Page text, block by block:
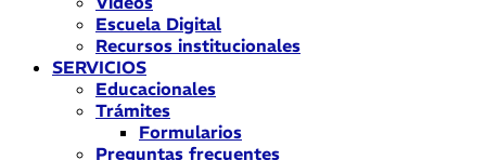
Escuela Digital
Recursos institucionales
SERVICIOS
Educacionales
Trámites
Formularios
Preguntas frecuentes